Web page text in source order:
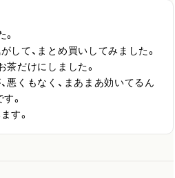
して、まとめ買いしてみました。
茶だけにしました。
悪くもなく、まあまあ効いてるん
。
す。